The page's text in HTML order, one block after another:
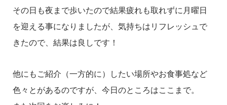
その日も夜まで歩いたので結果疲れも取れずに月曜日
を迎える事になりましたが、気持ちはリフレッシュで
きたので、結果は良しです！
他にもご紹介（一方的に）したい場所やお食事処など
色々とがあるのですが、今日のところはここまで。